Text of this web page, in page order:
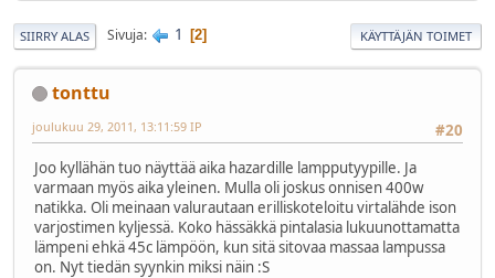
SIIRRY ALAS Sivuja 1 2 KÄYTTÄJÄN TOIMET
tonttu
#20
joulukuu 29, 2011, 13:11:59 IP
Joo kyllähän tuo näyttää aika hazardille lampputyypille. Ja
varmaan myös aika yleinen. Mulla oli joskus onnisen 400w
natikka. Oli meinaan valurautaan erilliskoteloitu virtalähde ison
varjostimen kyljessä. Koko hässäkkä pintalasia lukuunottamatta
lämpeni ehkä 45c lämpöön, kun sitä sitovaa massaa lampussa
on. Nyt tiedän syynkin miksi näin :S